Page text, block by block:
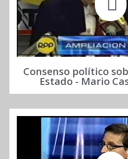
Consenso político
Estado - Mario